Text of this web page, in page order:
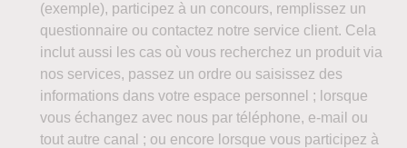
(exemple), participez à un concours, remplissez un
questionnaire ou contactez notre service client. Cela
inclut aussi les cas où vous recherchez un produit via
nos services, passez un ordre ou saisissez des
informations dans votre espace personnel ; lorsque
vous échangez avec nous par téléphone, e-mail ou
tout autre canal ; ou encore lorsque vous participez à